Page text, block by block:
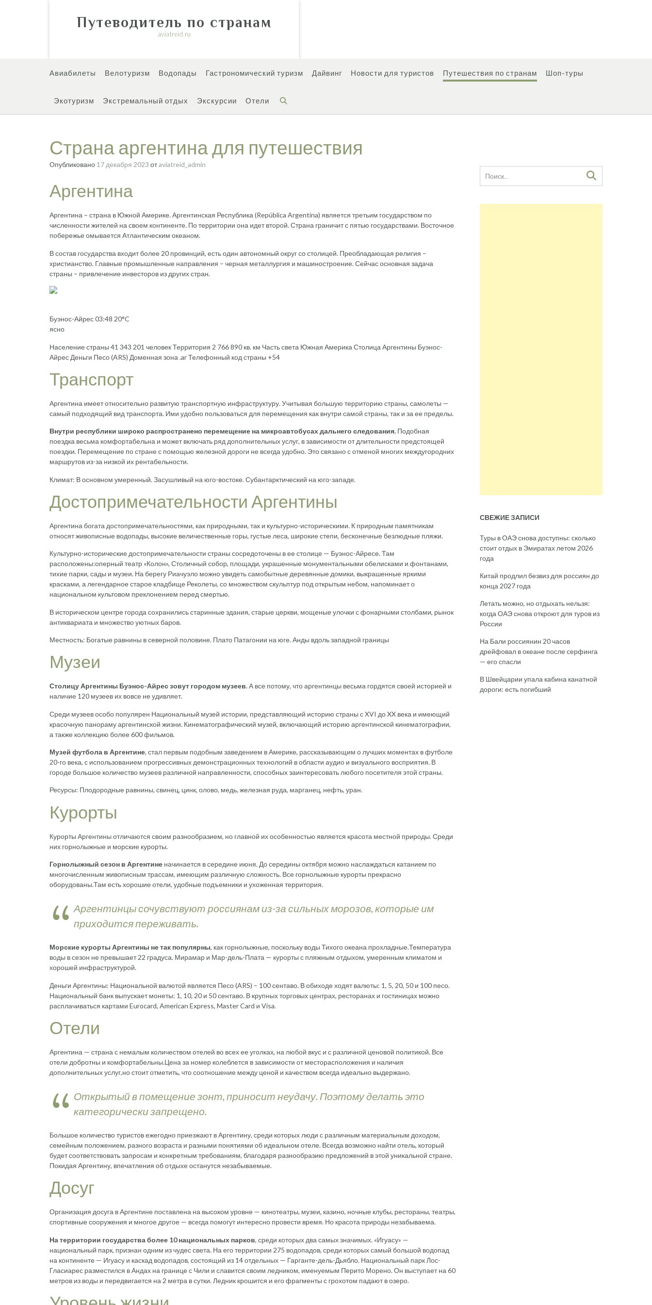
Путеводитель по странам
aviatreid.ru
Авиабилеты Велотуризм Водопады Гастрономический туризм Дайвинг Новости для туристов Путешествия по странам Шоп-туры
Экотуризм Экстремальный отдых Экскурсии Отели
Страна аргентина для путешествия
Опубликовано 17 декабря 2023 отaviatreid_admin
Аргентина
Аргентина – страна в Южной Америке. Аргентинская Республика (República Argentina) является третьим государством по
численности жителей на своем континенте. По территории она идет второй. Страна граничит с пятью государствами. Восточное
побережье омывается Атлантическим океаном.
В состав государства входит более 20 провинций, есть один автономный округ со столицей. Преобладающая религия –
христианство. Главные промышленные направления – черная металлургия и машиностроение. Сейчас основная задача
страны – привлечение инвесторов из других стран.
Буэнос-Айрес 03:48 20°C
ясно
Население страны 41 343 201 человек Территория 2 766 890 кв. км Часть света Южная Америка Столица Аргентины Буэнос-
Айрес Деньги Песо (ARS) Доменная зона .ar Телефонный код страны +54
Транспорт
Аргентина имеет относительно развитую транспортную инфраструктуру. Учитывая большую территорию страны, самолеты —
самый подходящий вид транспорта. Ими удобно пользоваться для перемещения как внутри самой страны, так и за ее пределы.
Внутри республики широко распространено перемещение на микроавтобусах дальнего следования. Подобная
поездка весьма комфортабельна и может включать ряд дополнительных услуг, в зависимости от длительности предстоящей
поездки. Перемещение по стране с помощью железной дороги не всегда удобно. Это связано с отменой многих междугородних
маршрутов из-за низкой их рентабельности.
Климат: В основном умеренный. Засушливый на юго-востоке. Субантарктический на юго-западе.
Достопримечательности Аргентины
Аргентина богата достопримечательностями, как природными, так и культурно-историческими. К природным памятникам
относят живописные водопады, высокие величественные горы, густые леса, широкие степи, бесконечные безлюдные пляжи.
Культурно-исторические достопримечательности страны сосредоточены в ее столице — Буэнос-Айресе. Там
расположены:оперный театр «Колон», Столичный собор, площади, украшенные монументальными обелисками и фонтанами,
тихие парки, сады и музеи. На берегу Риачуэло можно увидеть самобытные деревянные домики, выкрашенные яркими
красками, а легендарное старое кладбище Реколеты, со множеством скульптур под открытым небом, напоминает о
национальном культовом преклонением перед смертью.
В историческом центре города сохранились старинные здания, старые церкви, мощеные улочки с фонарными столбами, рынок
антиквариата и множество уютных баров.
Местность: Богатые равнины в северной половине. Плато Патагонии на юге. Анды вдоль западной границы
Музеи
Столицу Аргентины Буэнос-Айрес зовут городом музеев.А все потому, что аргентинцы весьма гордятся своей историей и
наличие 120 музеев их вовсе не удивляет.
Среди музеев особо популярен Национальный музей истории, представляющий историю страны с XVI до XX века и имеющий
красочную панораму аргентинской жизни. Кинематографический музей, включающий историю аргентинской кинематографии,
а также коллекцию более 600 фильмов.
Музей футбола в Аргентине, стал первым подобным заведением в Америке, рассказывающим о лучших моментах в футболе
20-го века, с использованием прогрессивных демонстрационных технологий в области аудио и визуального восприятия. В
городе большое количество музеев различной направленности, способных заинтересовать любого посетителя этой страны.
Ресурсы: Плодородные равнины, свинец, цинк, олово, медь, железная руда, марганец, нефть, уран.
Курорты
Курорты Аргентины отличаются своим разнообразием, но главной их особенностью является красота местной природы. Среди
них горнолыжные и морские курорты.
Горнолыжный сезон в Аргентине начинается в середине июня. До середины октября можно наслаждаться катанием по
многочисленным живописным трассам, имеющим различную сложность. Все горнолыжные курорты прекрасно
оборудованы.Там есть хорошие отели, удобные подъемники и ухоженная территория.
Аргентинцы сочувствуют россиянам из-за сильных морозов, которые им
приходится переживать.
Морские курорты Аргентины не так популярны, как горнолыжные, поскольку воды Тихого океана прохладные.Температура
воды в сезон не превышает 22 градуса. Мирамар и Мар-дель-Плата — курорты с пляжным отдыхом, умеренным климатом и
хорошей инфраструктурой.
Деньги Аргентины: Национальной валютой является Песо (ARS) – 100 сентаво. В обиходе ходят валюты: 1, 5, 20, 50 и 100 песо.
Национальный банк выпускает монеты: 1, 10, 20 и 50 сентаво. В крупных торговых центрах, ресторанах и гостиницах можно
расплачиваться картами Eurocard, American Express, Master Card и Visa.
Отели
Аргентина — страна с немалым количеством отелей во всех ее уголках, на любой вкус и с различной ценовой политикой. Все
отели добротны и комфортабельны.Цена за номер колеблется в зависимости от месторасположения и наличия
дополнительных услуг,но стоит отметить, что соотношение между ценой и качеством всегда идеально выдержано.
Открытый в помещение зонт, приносит неудачу. Поэтому делать это
категорически запрещено.
Большое количество туристов ежегодно приезжают в Аргентину, среди которых люди с различным материальным доходом,
семейным положением, разного возраста и разными понятиями об идеальном отеле. Всегда возможно найти отель, который
будет соответствовать запросам и конкретным требованиям, благодаря разнообразию предложений в этой уникальной стране.
Покидая Аргентину, впечатления об отдыхе останутся незабываемые.
Досуг
Организация досуга в Аргентине поставлена на высоком уровне — кинотеатры, музеи, казино, ночные клубы, рестораны, театры,
спортивные сооружения и многое другое — всегда помогут интересно провести время. Но красота природы незабываема.
На территории государства более 10 национальных парков, среди которых два самых значимых. «Игуасу» —
национальный парк, признан одним из чудес света. На его территории 275 водопадов, среди которых самый большой водопад
на континенте — Игуасу и каскад водопадов, состоящий из 14 отдельных — Гарганте-дель-Дьябло. Национальный парк Лос-
Гласиарес разместился в Андах на границе с Чили и славится своим ледником, именуемым Перито Морено. Он выступает на 60
метров из воды и передвигается на 2 метра в сутки. Ледник крошится и его фрагменты с грохотом падают в озеро.
СВЕЖИЕ ЗАПИСИ
Туры в ОАЭ снова доступны: сколько
стоит отдых в Эмиратах летом 2026
года
Китай продлил безвиз для россиян до
конца 2027 года
Летать можно, но отдыхать нельзя:
когда ОАЭ снова откроют для туров из
России
На Бали россиянин 20 часов
дрейфовал в океане после серфинга
— его спасли
В Швейцарии упала кабина канатной
дороги: есть погибший